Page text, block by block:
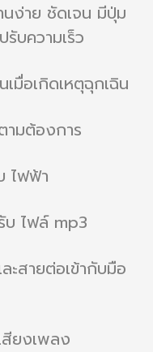
ง่าย ชัดเจน มีปุ่ม
บความเร็ว
มื่อเกิดเหตุฉุกเฉิน
ามต้องการ
ไฟฟ้า
บ ไฟล์ mp3
สายต่อเข้ากับมือ
ยงเพลง